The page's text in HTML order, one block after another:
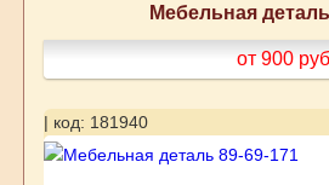
Мебельная
от 900
| код: 181940